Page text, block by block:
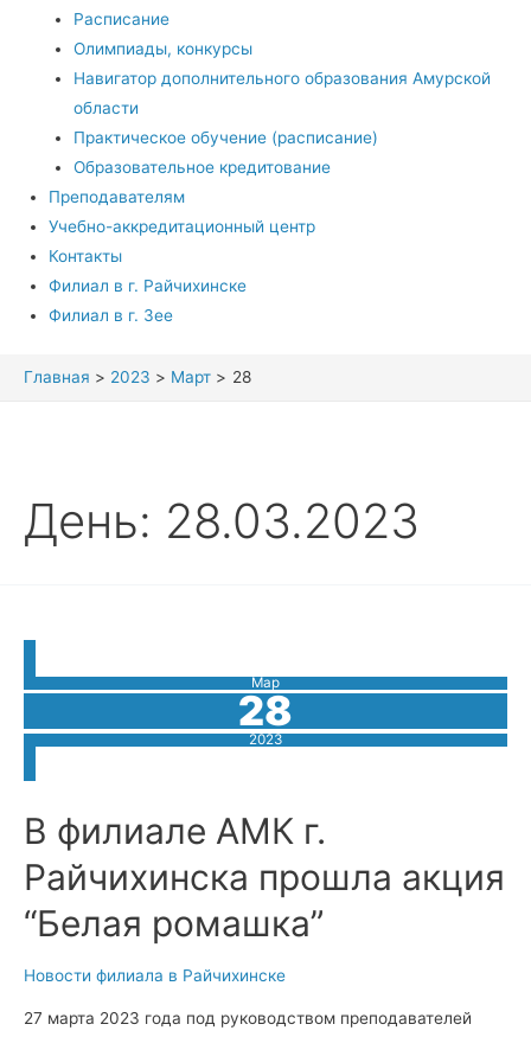
Расписание
Олимпиады, конкурсы
Навигатор дополнительного образования Амурской
области
Практическое обучение (расписание)
Образовательное кредитование
Преподавателям
Учебно-аккредитационный центр
Контакты
Филиал в г. Райчихинске
Филиал в г. Зее
Главная 2023 Март 28
День: 28.03.2023
Мар
28
2023
В филиале АМК г.
Райчихинска прошла акция
“Белая ромашка”
Новости филиала в Райчихинске
27 марта 2023 года под руководством преподавателей